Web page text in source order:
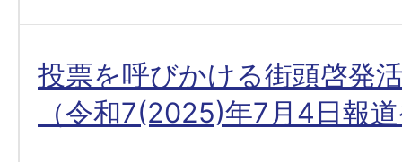
投票を呼びかける街頭啓発
（令和7(2025)年7月4日報